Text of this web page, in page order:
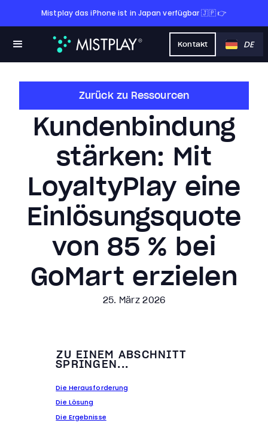
Mistplay das iPhone ist in Japan verfügbar 🇯🇵 👉
DE
Kontakt
Zurück zu Ressourcen
Kundenbindung
stärken: Mit
LoyaltyPlay eine
Einlösungsquote
von 85 % bei
GoMart erzielen
25. März 2026
ZU EINEM ABSCHNITT
SPRINGEN...
Die Herausforderung
Die Lösung
Die Ergebnisse